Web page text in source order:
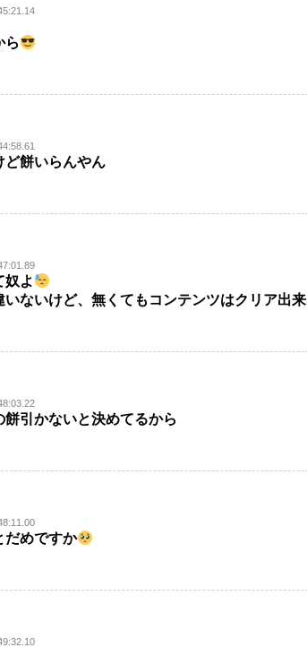
ら
ど餅いらんやん
奴よ
ないけど、無くてもコンテンツはクリア出
引かないと決めてるから
だめですか